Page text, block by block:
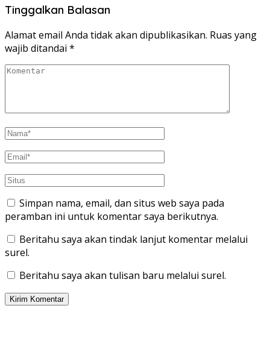
Tinggalkan Balasan
Alamat email Anda tidak akan dipublikasikan. Ruas yang
wajib ditandai *
Simpan nama, email, dan situs web saya pada
peramban ini untuk komentar saya berikutnya.
Beritahu saya akan tindak lanjut komentar melalui
surel.
Beritahu saya akan tulisan baru melalui surel.